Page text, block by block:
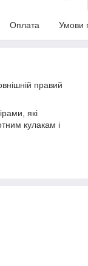
Оплата Умови
правий
які
кулакам і